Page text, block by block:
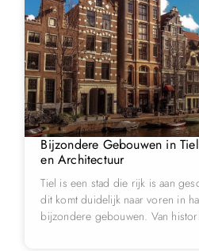
Bijzondere Gebouwen in
en Architectuur
Tiel is een stad die rijk is aan
dit komt duidelijk naar voren in
bijzondere gebouwen. Van